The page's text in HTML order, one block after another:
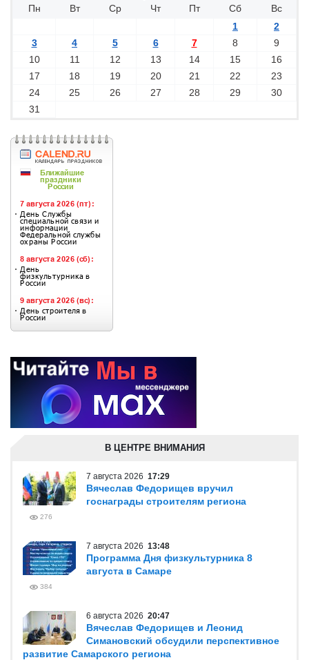
Пн
Вт Ср Чт Пт Сб
Вс
1
2
3
4 5 6 7 8
9
10
11 12 13 14 15
16
17
18 19 20 21 22
23
24
25 26 27 28 29
30
31
В ЦЕНТРЕ ВНИМАНИЯ
7 августа 2026 17:29
Вячеслав Федорищев вручил
госнаграды строителям региона
276
7 августа 2026 13:48
Программа Дня физкультурника 8
августа в Самаре
384
6 августа 2026 20:47
Вячеслав Федорищев и Леонид
Симановский обсудили перспективное
развитие Самарского региона